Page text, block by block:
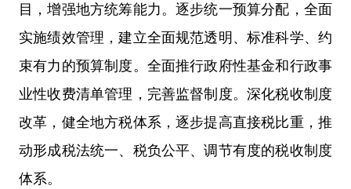
目，增强地方统筹能力。逐步统一预算分配，全面
实施绩效管理，建立全面规范透明、标准科学、约
束有力的预算制度。全面推行政府性基金和行政事
业性收费清单管理，完善监督制度。深化税收制度
改革，健全地方税体系，逐步提高直接税比重，推
动形成税法统一、税负公平、调节有度的税收制度
体系。